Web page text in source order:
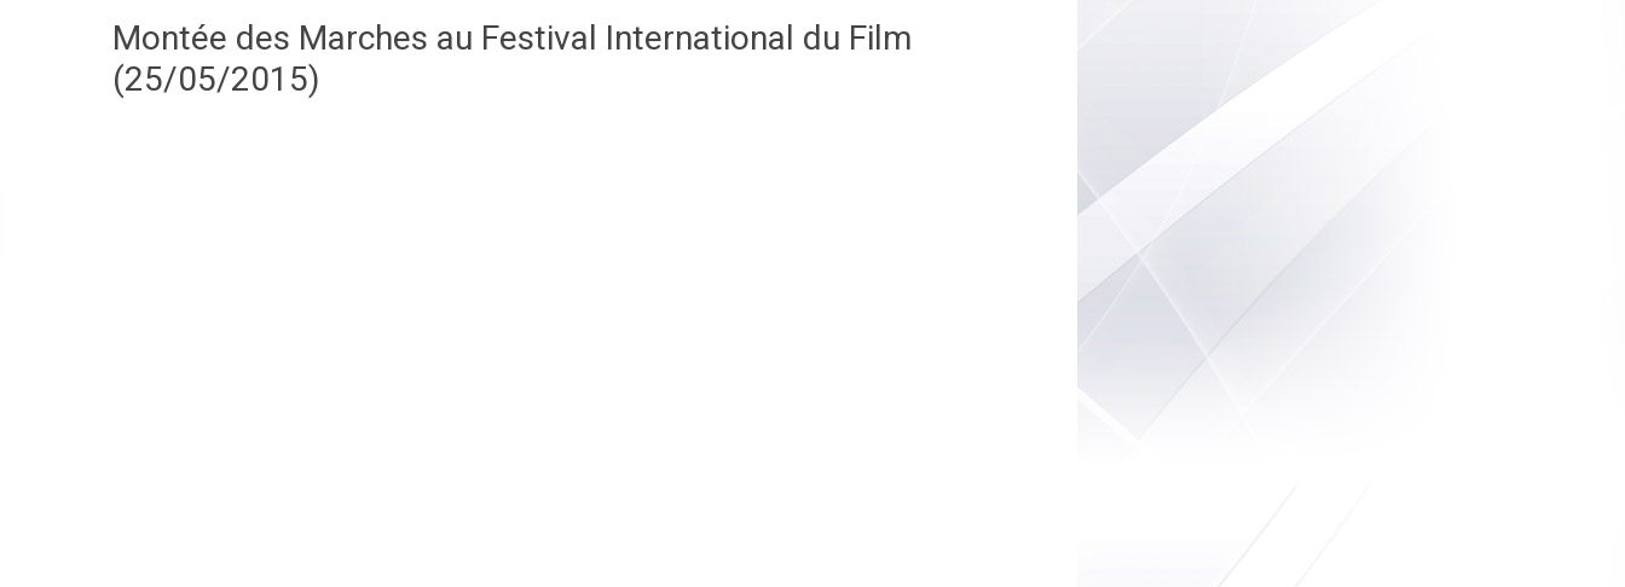
Montée des Marches au Festival International du Film
(25/05/2015)